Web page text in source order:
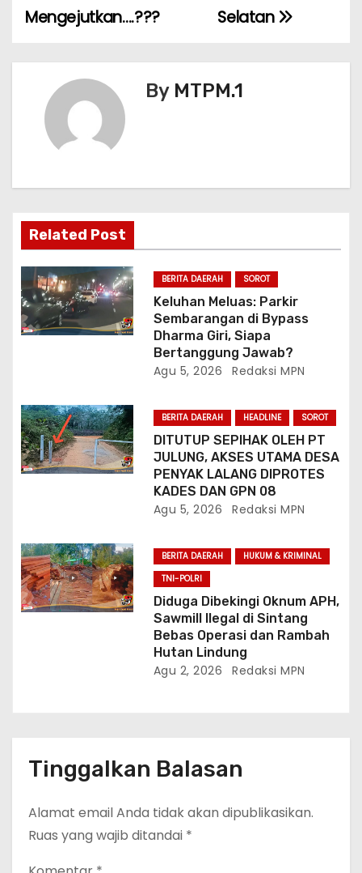
k
i
p
o
s
Selatan
Mengejutkan….???
By MTPM.1
Related Post
BERITA DAERAH SOROT
Keluhan Meluas: Parkir
Sembarangan di Bypass
Dharma Giri, Siapa
Bertanggung Jawab?
Agu 5, 2026 Redaksi MPN
BERITA DAERAH HEADLINE SOROT
DITUTUP SEPIHAK OLEH PT
JULUNG, AKSES UTAMA DESA
PENYAK LALANG DIPROTES
KADES DAN GPN 08
Agu 5, 2026 Redaksi MPN
BERITA DAERAH
HUKUM & KRIMINAL
TNI-POLRI
Diduga Dibekingi Oknum APH,
Sawmill Ilegal di Sintang
Bebas Operasi dan Rambah
Hutan Lindung
Agu 2, 2026 Redaksi MPN
Tinggalkan Balasan
Alamat email Anda tidak akan dipublikasikan.
Ruas yang wajib ditandai *